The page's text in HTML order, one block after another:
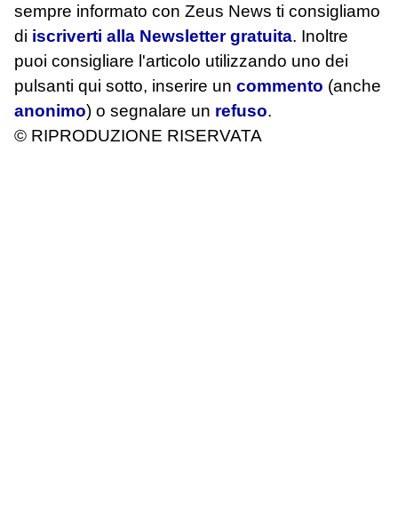
sempre informato con Zeus News ti consigliamo
di iscriverti alla Newsletter gratuita. Inoltre
puoi consigliare l'articolo utilizzando uno dei
pulsanti qui sotto, inserire un commento (anche
anonimo) o segnalare un refuso.
© RIPRODUZIONE RISERVATA